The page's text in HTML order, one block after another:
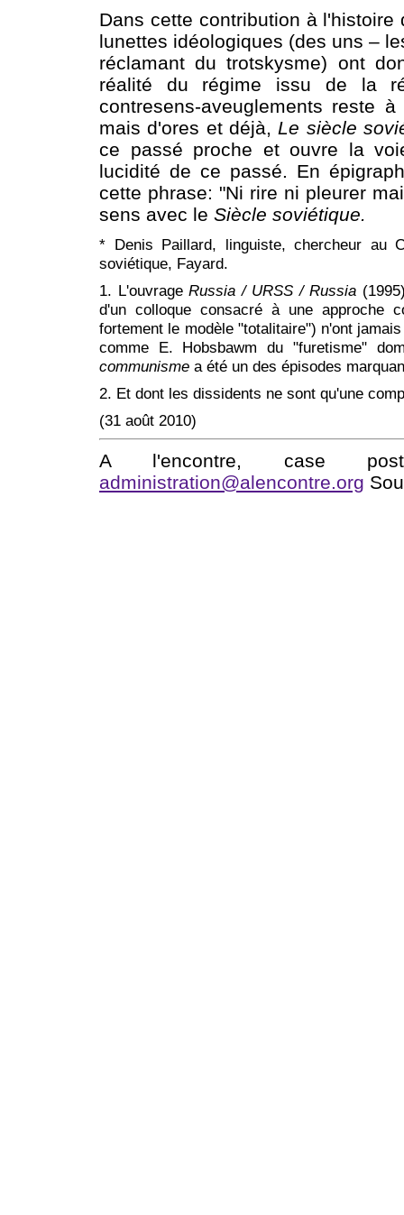
Dans cette contribution à
lunettes idéologiques (des uns –
réclamant du trotskysme) ont
réalité du régime issu de la
contresens-aveuglements reste
mais d'ores et déjà, Le siècle
ce passé proche et ouvre la
lucidité de ce passé. En
cette phrase: "Ni rire ni pleurer
sens avec le Siècle soviétique.
* Denis Paillard, linguiste, chercheur au
soviétique, Fayard.
1. L'ouvrageRussia / URSS / Russia
d'un colloque consacré à une approche
fortement le modèle "totalitaire") n'ont
comme E. Hobsbawm du "furetisme"
communisme a été un des épisodes
2. Et dont les dissidents ne sont qu'une
(31 août 2010)
A l'encontre, case
administration@alencontre.org